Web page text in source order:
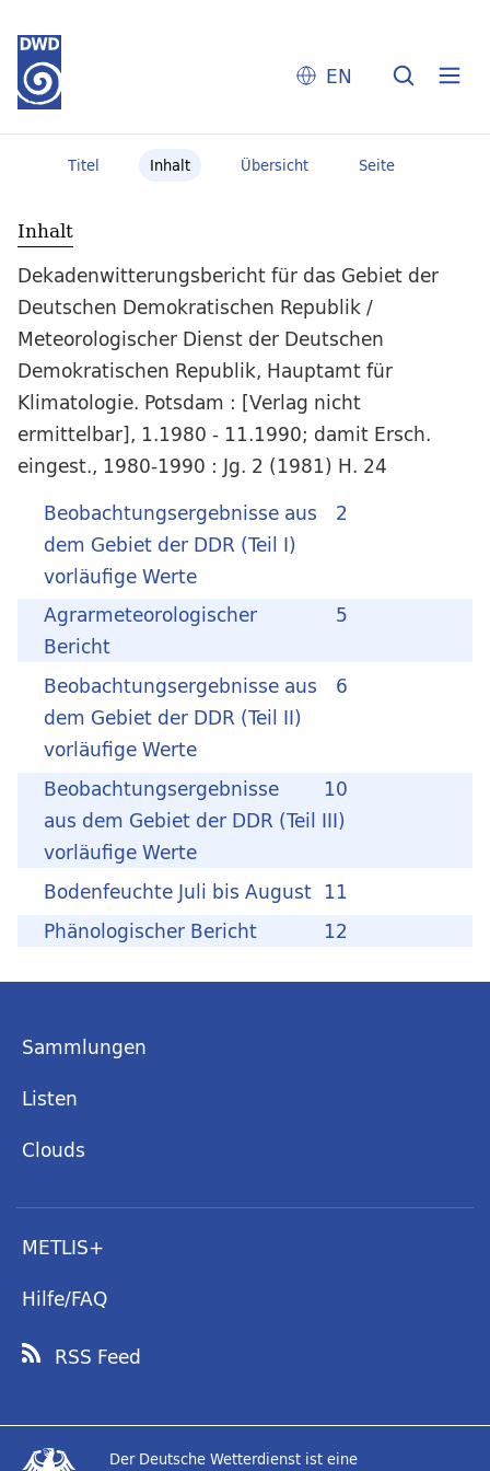
EN
Titel Inhalt Übersicht Seite
Inhalt
Dekadenwitterungsbericht für das Gebiet der
Deutschen Demokratischen Republik /
Meteorologischer Dienst der Deutschen
Demokratischen Republik, Hauptamt für
Klimatologie. Potsdam : [Verlag nicht
ermittelbar], 1.1980 - 11.1990; damit Ersch.
eingest., 1980-1990 : Jg. 2 (1981) H. 24
2
Beobachtungsergebnisse aus
dem Gebiet der DDR (Teil I)
vorläufige Werte
5
Agrarmeteorologischer
Bericht
6
Beobachtungsergebnisse aus
dem Gebiet der DDR (Teil II)
vorläufige Werte
10
Beobachtungsergebnisse
aus dem Gebiet der DDR (Teil III)
vorläufige Werte
11
Bodenfeuchte Juli bis August
12
Phänologischer Bericht
Sammlungen
Listen
Clouds
METLIS+
Hilfe/FAQ
RSS Feed
Der Deutsche Wetterdienst ist eine